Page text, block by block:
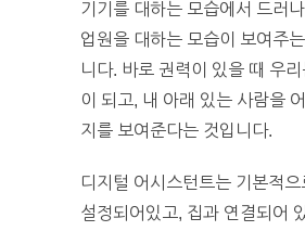
기기를 대하는 모습에서 드러
업원을 대하는 모습이 보여주
니다. 바로 권력이 있을 때 우
이 되고, 내 아래 있는 사람을
지를 보여준다는 것입니다.
디지털 어시스턴트는 기본적
설정되어있고, 집과 연결되어